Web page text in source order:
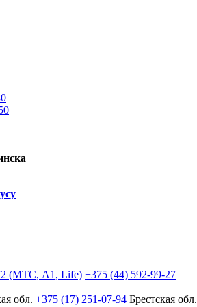
(МТС, A1, Life) +375 (44) 592-99-27
обл. +375 (17) 251-07-94 Брестская обл.